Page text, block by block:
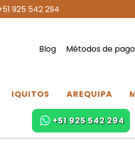
925 542 294
Blog Métodos de pago
IQUITOS AREQUIPA
+51 925 542 294